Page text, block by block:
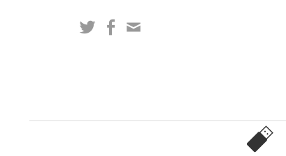
ス
TwitterFacebook